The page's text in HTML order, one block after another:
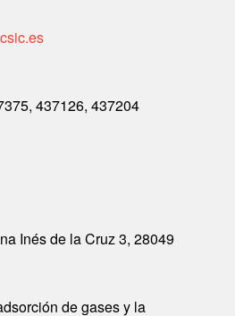
437126, 437204
Inés de la Cruz 3, 28049
de gases y la